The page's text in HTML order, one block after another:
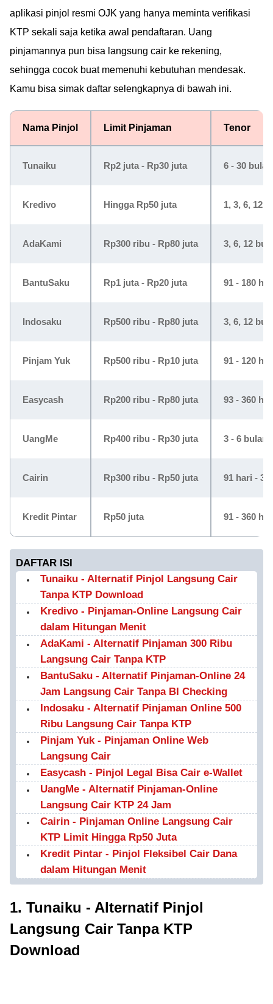
aplikasi pinjol resmi OJK yang hanya meminta verifikasi
KTP sekali saja ketika awal pendaftaran. Uang
pinjamannya pun bisa langsung cair ke rekening,
sehingga cocok buat memenuhi kebutuhan mendesak.
Kamu bisa simak daftar selengkapnya di bawah ini.
Nama Pinjol Limit Pinjaman Tenor
Tunaiku Rp2 juta - Rp30 juta 6 - 30 bulan
Kredivo Hingga Rp50 juta 1, 3, 6, 12
AdaKami Rp300 ribu - Rp80 juta 3, 6, 12
BantuSaku Rp1 juta - Rp20 juta 91 - 180
Indosaku Rp500 ribu - Rp80 juta 3, 6, 12
Pinjam Yuk Rp500 ribu - Rp10 juta 91 - 120
Easycash Rp200 ribu - Rp80 juta 93 - 360
UangMe Rp400 ribu - Rp30 juta 3 - 6 bulan
Cairin Rp300 ribu - Rp50 juta 91 hari -
Kredit Pintar Rp50 juta 91 - 360
DAFTAR ISI
Tunaiku - Alternatif Pinjol Langsung Cair
Tanpa KTP Download
Kredivo - Pinjaman-Online Langsung Cair
dalam Hitungan Menit
AdaKami - Alternatif Pinjaman 300 Ribu
Langsung Cair Tanpa KTP
BantuSaku - Alternatif Pinjaman-Online 24
Jam Langsung Cair Tanpa BI Checking
Indosaku - Alternatif Pinjaman Online 500
Ribu Langsung Cair Tanpa KTP
Pinjam Yuk - Pinjaman Online Web
Langsung Cair
Easycash - Pinjol Legal Bisa Cair e-Wallet
UangMe - Alternatif Pinjaman-Online
Langsung Cair KTP 24 Jam
Cairin - Pinjaman Online Langsung Cair
KTP Limit Hingga Rp50 Juta
Kredit Pintar - Pinjol Fleksibel Cair Dana
dalam Hitungan Menit
1. Tunaiku - Alternatif Pinjol
Langsung Cair Tanpa KTP
Download